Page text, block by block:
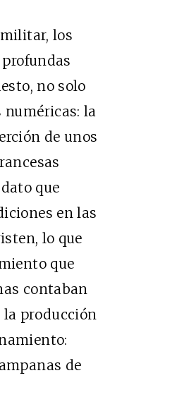
los
no solo
numéricas: la
de unos
que
en las
lo que
que
contaban
la producción
de